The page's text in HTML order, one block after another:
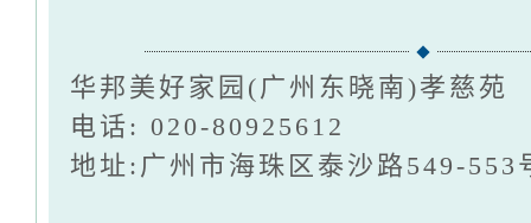
华邦美好家园(广州东晓南)孝慈苑
电话: 020-80925612
地址:广州市海珠区泰沙路549-553